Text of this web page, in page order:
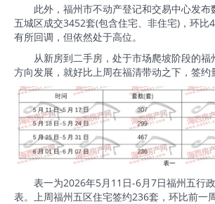
此外，福州市不动产登记和交易中心发布
五城区成交3452套(包含住宅、非住宅)，环比
有所回调，但依然处于高位。
从新房到二手房，处于市场爬坡阶段的福
方向发展，就好比上周在福清带动之下，签约
表一为2026年5月11日-6月7日福州五行政
表。上周福州五区住宅签约236套，环比前一